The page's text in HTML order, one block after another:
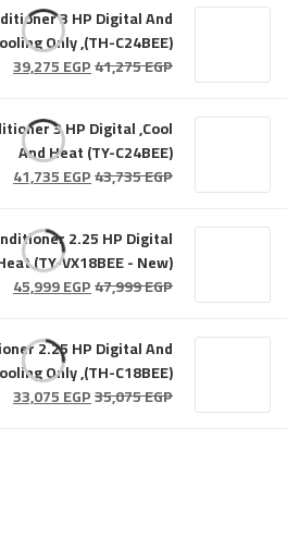
52,999 EGP.
3 HP Digital And
Only ,(TH-C24BEE)
41,275EGP
السعر
41,275 EGP.
39,275EGP
3 HP Digital ,Cool
And Heat (TY-C24BEE)
43,735EGP
السعر
43,735 EGP.
41,735EGP
2.25 HP Digital
(TY-VX18BEE - New)
47,999EGP
السعر
47,999 EGP.
45,999EGP
2.25 HP Digital And
Only ,(TH-C18BEE)
35,075EGP
السعر33,075EGP